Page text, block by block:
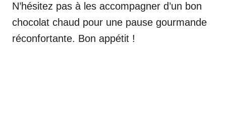
N’hésitez pas à les accompagner d’un bon
chocolat chaud pour une pause gourmande
réconfortante. Bon appétit !